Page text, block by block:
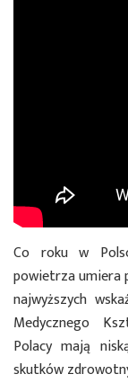
Co roku w
powietrza umiera
najwyższych
Medycznego
Polacy mają
skutków